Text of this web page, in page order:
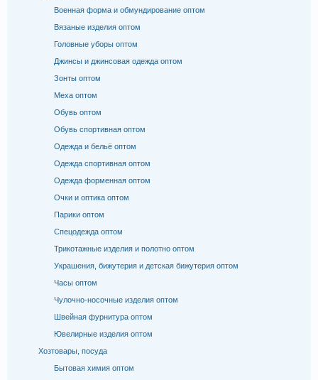
Военная форма и обмундирование оптом
Вязаные изделия оптом
Головные уборы оптом
Джинсы и джинсовая одежда оптом
Зонты оптом
Меха оптом
Обувь оптом
Обувь спортивная оптом
Одежда и бельё оптом
Одежда спортивная оптом
Одежда форменная оптом
Очки и оптика оптом
Парики оптом
Спецодежда оптом
Трикотажные изделия и полотно оптом
Украшения, бижутерия и детская бижутерия оптом
Часы оптом
Чулочно-носочные изделия оптом
Швейная фурнитура оптом
Ювелирные изделия оптом
Хозтовары, посуда
Бытовая химия оптом